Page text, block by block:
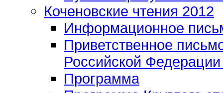
Коченовские чтения 2012
Информационное
Приветственное
Российской
Программа